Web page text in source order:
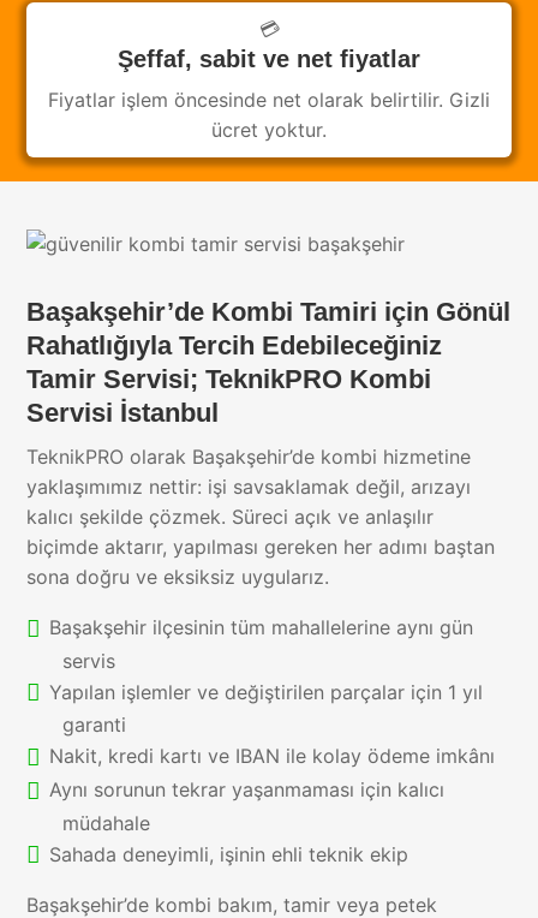
💳
Şeffaf, sabit ve net fiyatlar
Fiyatlar işlem öncesinde net olarak belirtilir. Gizli
ücret yoktur.
Başakşehir’de Kombi Tamiri için Gönül
Rahatlığıyla Tercih Edebileceğiniz
Tamir Servisi; TeknikPRO Kombi
Servisi İstanbul
TeknikPRO olarak Başakşehir’de kombi hizmetine
yaklaşımımız nettir: işi savsaklamak değil, arızayı
kalıcı şekilde çözmek. Süreci açık ve anlaşılır
biçimde aktarır, yapılması gereken her adımı baştan
sona doğru ve eksiksiz uygularız.
Başakşehir ilçesinin tüm mahallelerine aynı gün
servis
Yapılan işlemler ve değiştirilen parçalar için 1 yıl
garanti
Nakit, kredi kartı ve IBAN ile kolay ödeme imkânı
Aynı sorunun tekrar yaşanmaması için kalıcı
müdahale
Sahada deneyimli, işinin ehli teknik ekip
Başakşehir’de kombi bakım, tamir veya petek